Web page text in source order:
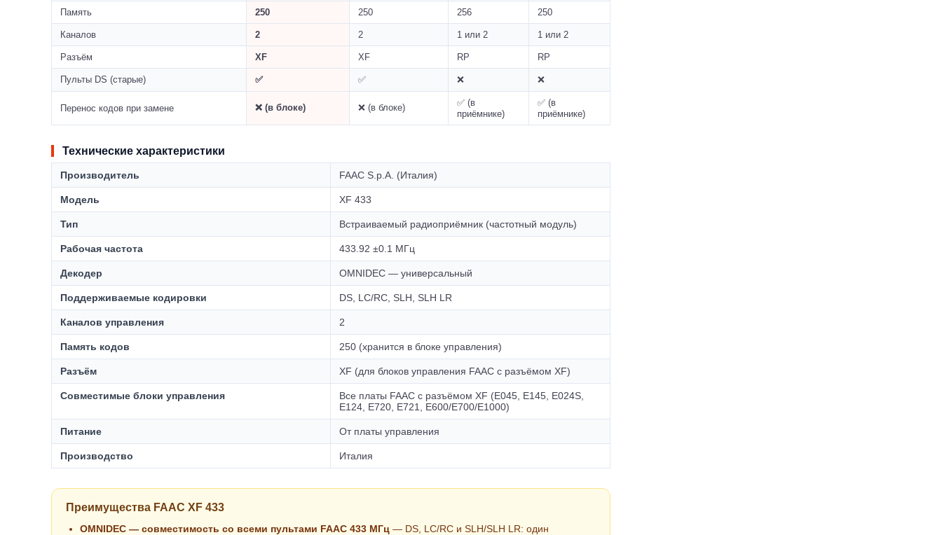
Память 250 250 256 250
Каналов 2 2 1 или 2 1 или 2
Разъём XF XF RP RP
Пульты DS (старые) ✅ ✅ ❌ ❌
Перенос кодов при замене ❌ (в блоке) ❌ (в блоке)
✅ (в
приёмнике)
✅ (в
приёмнике)
Технические характеристики
Производитель FAAC S.p.A. (Италия)
Модель XF 433
Тип Встраиваемый радиоприёмник (частотный модуль)
Рабочая частота 433.92 ±0.1 МГц
Декодер OMNIDEC — универсальный
Поддерживаемые кодировки DS, LC/RC, SLH, SLH LR
Каналов управления 2
Память кодов 250 (хранится в блоке управления)
Разъём XF (для блоков управления FAAC с разъёмом XF)
Совместимые блоки управления
Все платы FAAC с разъёмом XF (E045, E145, E024S,
E124, E720, E721, E600/E700/E1000)
Питание От платы управления
Производство Италия
Преимущества FAAC XF 433
OMNIDEC — совместимость со всеми пультами FAAC 433 МГц — DS, LC/RC и SLH/SLH LR: один